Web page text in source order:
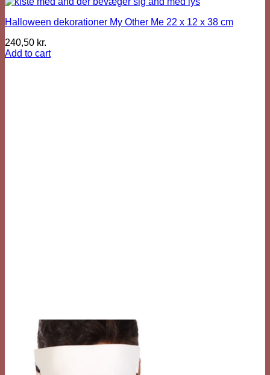
Halloween dekorationer My Other Me 22 x 12 x 38 cm
240,50 kr.
Add to cart